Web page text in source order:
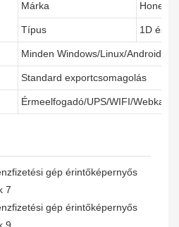
Márka
Típus 1D és
Minden Windows/Linux/Android
Standard exportcsomagolás
Érmeelfogadó/UPS/WIFI/